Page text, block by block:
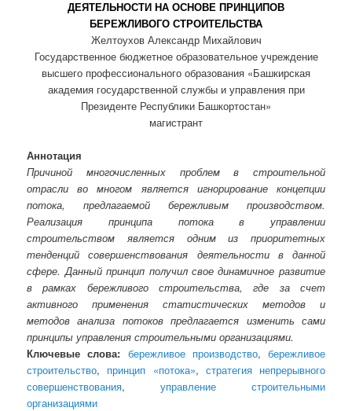
ДЕЯТЕЛЬНОСТИ НА ОСНОВЕ ПРИНЦИПОВ
БЕРЕЖЛИВОГО СТРОИТЕЛЬСТВА
Желтоухов Александр Михайлович
Государственное бюджетное образовательное учреждение
высшего профессионального образования «Башкирская
академия государственной службы и управления при
Президенте Республики Башкортостан»
магистрант
Аннотация
Причиной многочисленных проблем в строительной
отрасли во многом является игнорирование концепции
потока, предлагаемой бережливым производством.
Реализация принципа потока в управлении
строительством является одним из приоритетных
тенденций совершенствования деятельности в данной
сфере. Данный принцип получил свое динамичное развитие
в рамках бережливого строительства, где за счет
активного применения статистических методов и
методов анализа потоков предлагается изменить сами
принципы управления строительными организациями.
Ключевые слова: бережливое производство, бережливое
строительство, принцип «потока», стратегия непрерывного
совершенствования, управление строительными
организациями